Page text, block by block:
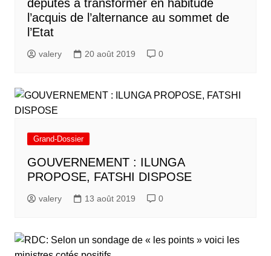
députés à transformer en habitude
l’acquis de l’alternance au sommet de
l’Etat
valery 20 août 2019 0
Grand-Dossier
GOUVERNEMENT : ILUNGA
PROPOSE, FATSHI DISPOSE
valery 13 août 2019 0